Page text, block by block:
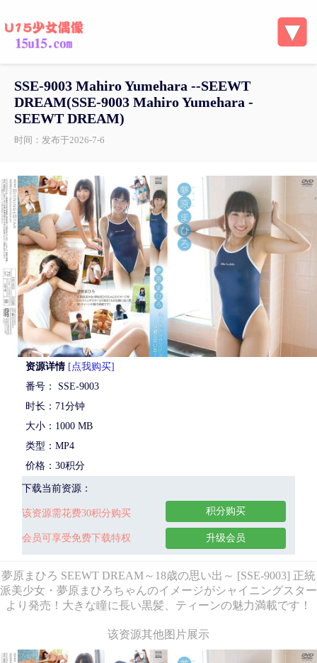
SSE-9003 Mahiro Yumehara --SEEWT
DREAM(SSE-9003 Mahiro Yumehara -
SEEWT DREAM)
时间：发布于2026-7-6
资源详情 [点我购买]
番号： SSE-9003
时长：71分钟
大小：1000 MB
类型：MP4
价格：30积分
下载当前资源：
该资源需花费30积分购买
会员可享受免费下载特权
积分购买
升级会员
夢原まひろ SEEWT DREAM～18歳の思い出～ [SSE-9003] 正統
派美少女・夢原まひろちゃんのイメージがシャイニングスター
より発売！大きな瞳に長い黒髪、ティーンの魅力満載です！
该资源其他图片展示